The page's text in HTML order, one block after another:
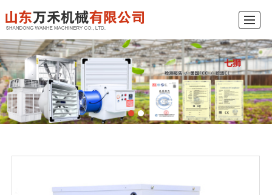
企业首页企业简介企业产品工程示例新闻中心视频展示在线订购联系我们